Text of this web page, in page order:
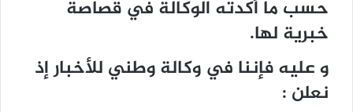
حسب ما أكدته الوكالة في قصاصة
خبرية لها.
و عليه فإننا في وكالة وطني للأخبار إذ
نعلن :